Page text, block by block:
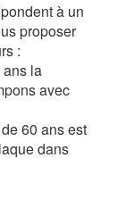
à un
proposer
:
la
avec
60 ans est
dans